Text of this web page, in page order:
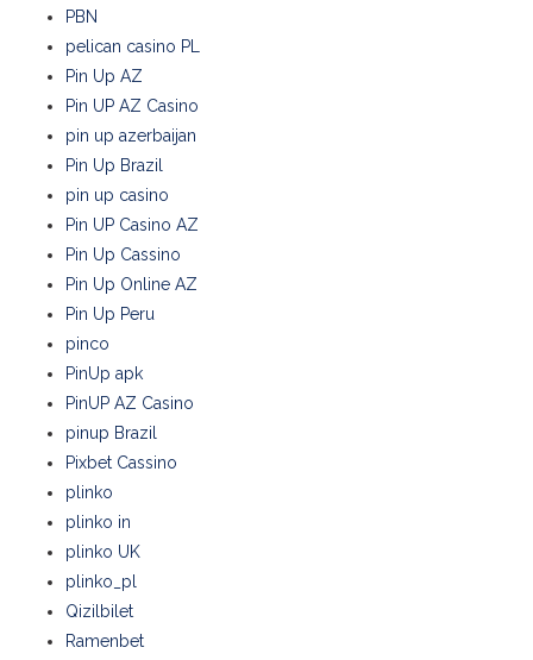
PBN
pelican casino PL
Pin Up AZ
Pin UP AZ Casino
pin up azerbaijan
Pin Up Brazil
pin up casino
Pin UP Casino AZ
Pin Up Cassino
Pin Up Online AZ
Pin Up Peru
pinco
PinUp apk
PinUP AZ Casino
pinup Brazil
Pixbet Cassino
plinko
plinko in
plinko UK
plinko_pl
Qizilbilet
Ramenbet